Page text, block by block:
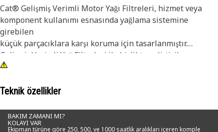
Cat® Gelişmiş Verimli Motor Yağı Filtreleri, hizmet veya
komponent kullanımı esnasında yağlama sistemine
girebilen
küçük parçacıklara karşı koruma için tasarlanmıştır.
Gelişmiş Verimli Yağ Filtreleri ile birlikte geliştirilen
ekipmanlara ek olarak bu parçalar standart verimli filtreler
ortadan kaldırsa da, çoğu rekabetçi unsurlar yağlama
sistemi komponentlerine en çok zararı veren parçacıkları
Teknik özellikler
BAKIM ZAMANI MI?
KOLAYI VAR
Ekipman türüne göre 250, 500, ve 1000 saatlik aralıkları içeren komple